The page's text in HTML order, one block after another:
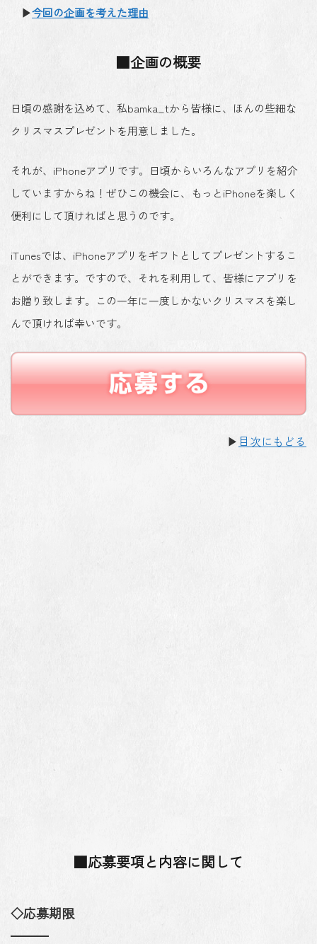
▶今回の企画を考えた理由
■企画の概要
日頃の感謝を込めて、私bamka_tから皆様に、ほんの些細な
クリスマスプレゼントを用意しました。
それが、iPhoneアプリです。日頃からいろんなアプリを紹介
していますからね！ぜひこの機会に、もっとiPhoneを楽しく
便利にして頂ければと思うのです。
iTunesでは、iPhoneアプリをギフトとしてプレゼントするこ
とができます。ですので、それを利用して、皆様にアプリを
お贈り致します。この一年に一度しかないクリスマスを楽し
んで頂ければ幸いです。
▶ 目次にもどる
■応募要項と内容に関して
◇応募期限